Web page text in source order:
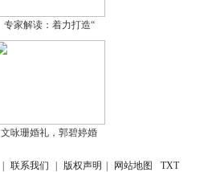
专家解读：着力打造“
文咏珊婚礼，郭碧婷婚
联系我们 版权声明 网站地图
TXT